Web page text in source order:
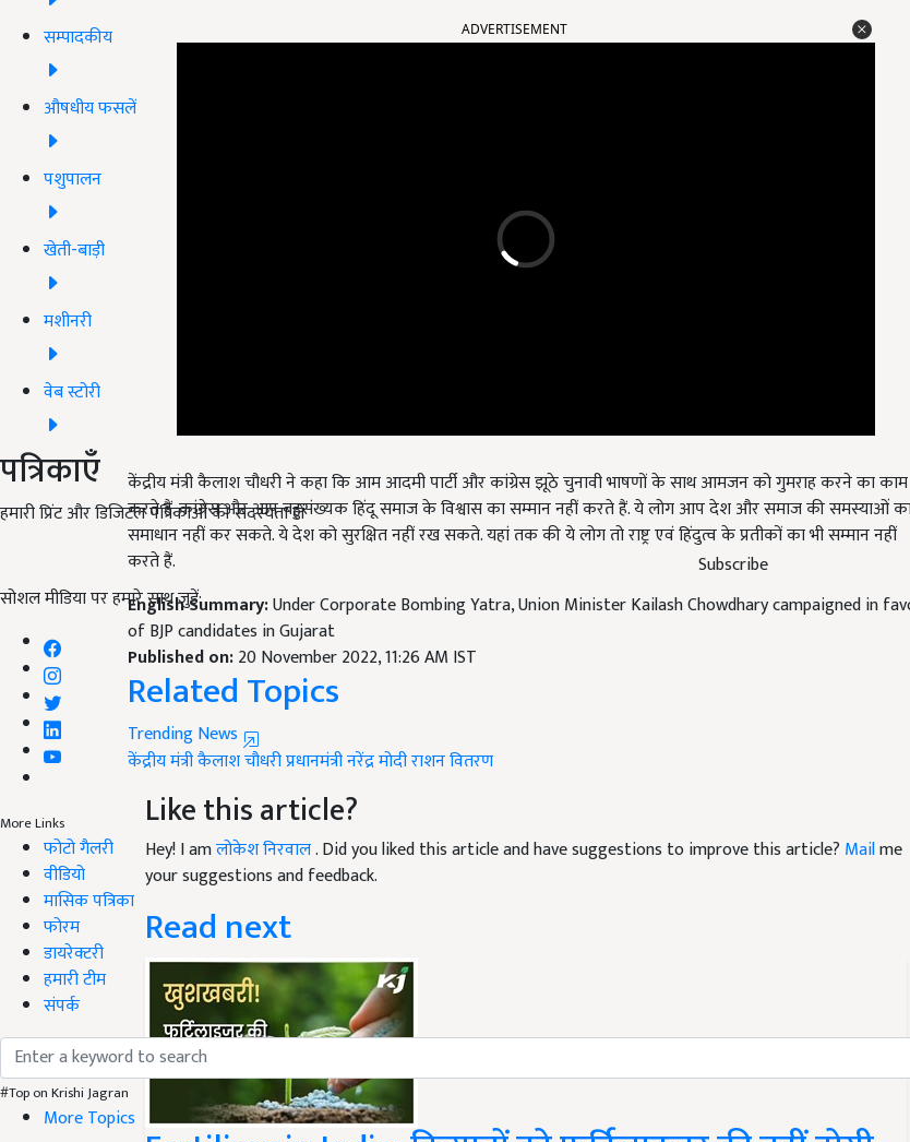
सम्पादकीय
औषधीय फसलें
पशुपालन
खेती-बाड़ी
मशीनरी
वेब स्टोरी
पत्रिकाएँ
हमारी प्रिंट और डिजिटल पत्रिकाओं की सदस्यता लें
Subscribe
सोशल मीडिया पर हमारे साथ जुड़ें:
More Links
फोटो गैलरी
वीडियो
मासिक पत्रिका
फोरम
डायरेक्टरी
हमारी टीम
संपर्क
#Top on Krishi Jagran
More Topics
करते हैं. कांग्रेस और आप बहुसंख्यक हिंदू समाज के विश्वास का सम्मान नहीं करते हैं. ये लोग आप देश और समाज की समस्याओं का
समाधान नहीं कर सकते. ये देश को सुरक्षित नहीं रख सकते. यहां तक की ये लोग तो राष्ट्र एवं हिंदुत्व के प्रतीकों का भी सम्मान नहीं
करते हैं.
Under Corporate Bombing Yatra, Union Minister Kailash Chowdhary campaigned in favor
of BJP candidates in Gujarat
Published on:20 November 2022, 11:26 AM IST
Related Topics
Trending News
केंद्रीय मंत्री कैलाश चौधरी
Like this article?
Hey! I amलोकेश निरवाल. Did you liked this article and have suggestions to improve this article?
your suggestions and feedback.
Read next
Fertilizer in India: किसानों को फर्टिलाइजर की नहीं होगी